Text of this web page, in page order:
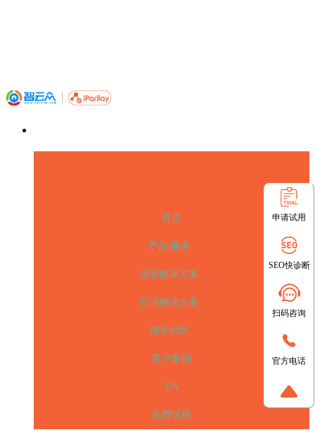
首页
产品/服务
场景解决方案
行业解决方案
增长社区
客户案例
EN
免费试用
申请试用
SEO快诊断
扫码咨询
官方电话